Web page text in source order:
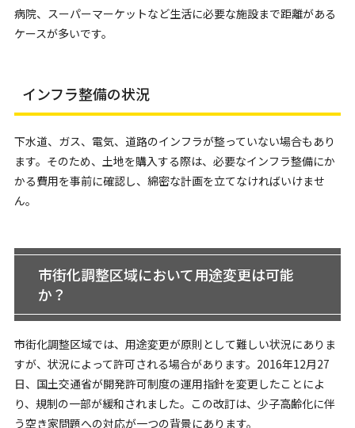
病院、スーパーマーケットなど生活に必要な施設まで距離がある
ケースが多いです。
インフラ整備の状況
下水道、ガス、電気、道路のインフラが整っていない場合もあり
ます。そのため、土地を購入する際は、必要なインフラ整備にか
かる費用を事前に確認し、綿密な計画を立てなければいけませ
ん。
市街化調整区域において用途変更は可能
か？
市街化調整区域では、用途変更が原則として難しい状況にありま
すが、状況によって許可される場合があります。2016年12月27
日、国土交通省が開発許可制度の運用指針を変更したことによ
り、規制の一部が緩和されました。この改訂は、少子高齢化に伴
う空き家問題への対応が一つの背景にあります。